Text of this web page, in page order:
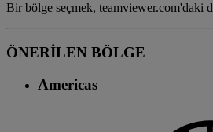
Bir bölge seçmek, teamviewer.com'daki
ÖNERİLEN BÖLGE
Americas